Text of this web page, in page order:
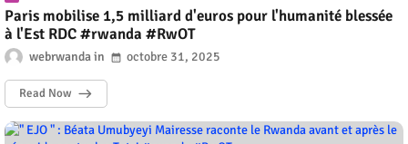
Paris mobilise 1,5 milliard d'euros pour l'humanité blessée
à l'Est RDC #rwanda #RwOT
webrwanda octobre 31, 2025
Read Now